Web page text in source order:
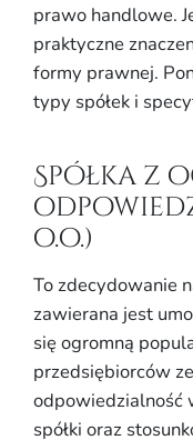
prawo handlowe.
praktyczne
formy prawnej.
typy spółek i
Spółka z
o.o.)
To zdecydowanie
zawierana jest
się ogromną
przedsiębiorców
odpowiedzialność
spółki oraz